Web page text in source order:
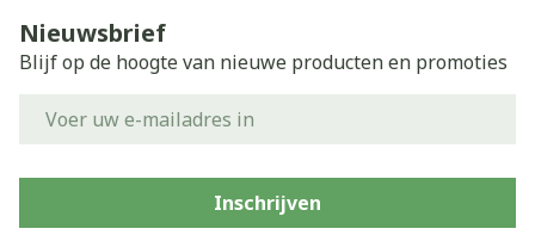
Nieuwsbrief
Blijf op de hoogte van nieuwe producten en promoties
Inschrijven